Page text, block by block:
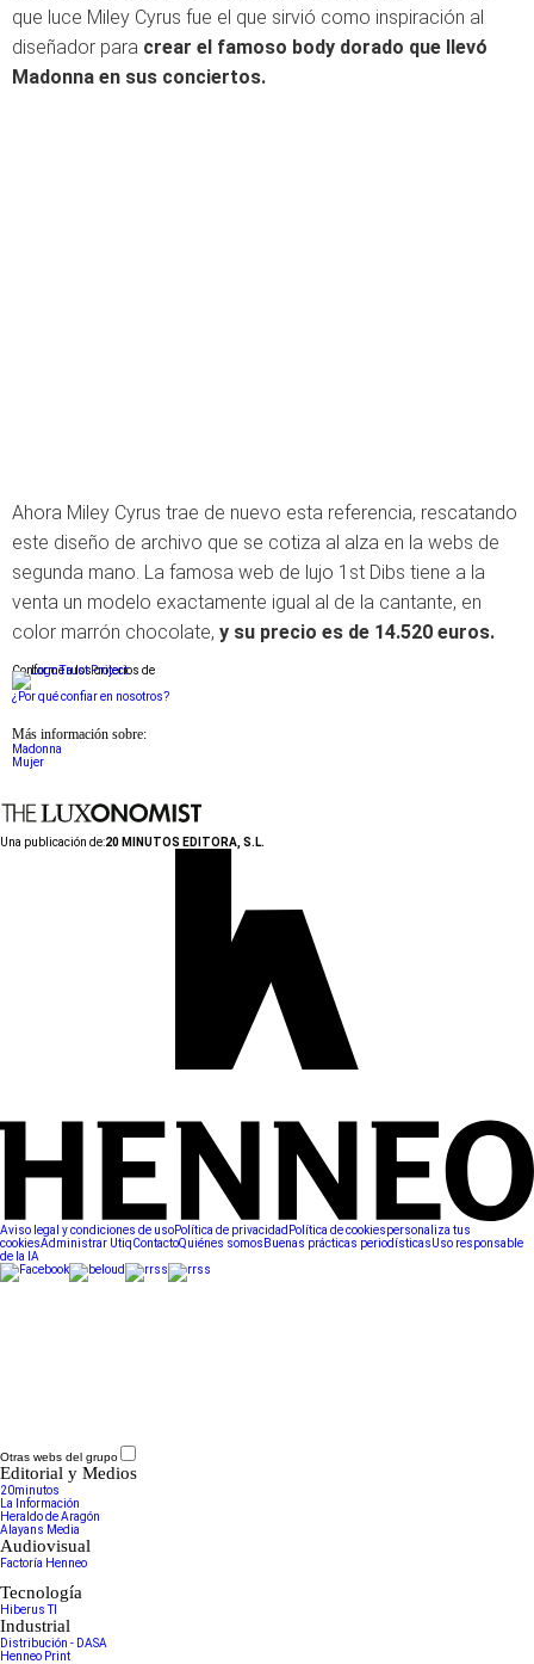
que luce Miley Cyrus fue el que sirvió como inspiración al
diseñador para crear el famoso body dorado que llevó
Madonna en sus conciertos.
Ahora Miley Cyrus trae de nuevo esta referencia, rescatando
este diseño de archivo que se cotiza al alza en la webs de
segunda mano. La famosa web de lujo 1st Dibs tiene a la
venta un modelo exactamente igual al de la cantante, en
color marrón chocolate, y su precio es de 14.520 euros.
Conforme a los criterios de
¿Por qué confiar en nosotros?
Más información sobre:
Madonna
Mujer
Una publicación de:20 MINUTOS EDITORA, S.L.
Aviso legal y condiciones de usoPolítica de privacidad Política de cookiespersonaliza tus
cookiesAdministrar UtiqContactoQuiénes somos Buenas prácticas periodísticasUso responsable
de la IA
Otras webs del grupo
Editorial y Medios
20minutos
La Información
Heraldo de Aragón
Alayans Media
Audiovisual
Factoría Henneo
Tecnología
Hiberus TI
Industrial
Distribución - DASA
Henneo Print